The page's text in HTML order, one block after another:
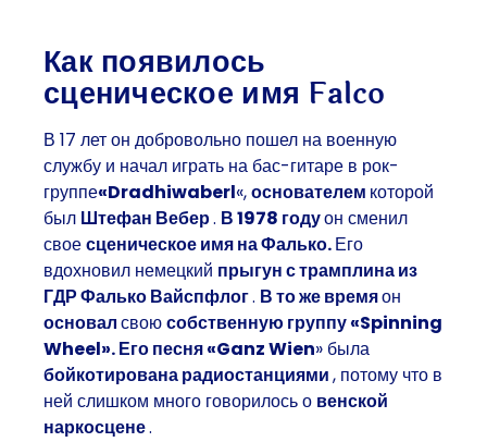
Как появилось
сценическое имя Falco
В 17 лет он добровольно пошел на военную
службу и начал играть на бас-гитаре в рок-
группе«Dradhiwaberl«,основателем которой
был Штефан Вебер. В 1978 годуон сменил
своесценическое имя на Фалько.Его
вдохновил немецкий прыгун с трамплина из
ГДР Фалько Вайспфлог. В то же времяон
основалсвоюсобственную группу «Spinning
Wheel». Его песня «Ganz Wien» была
бойкотирована радиостанциями, потому что в
ней слишком много говорилось о венской
наркосцене.